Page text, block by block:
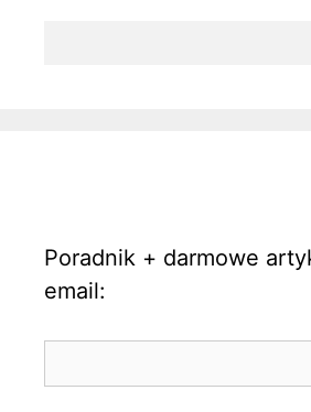
Poradnik + darmowe
email: